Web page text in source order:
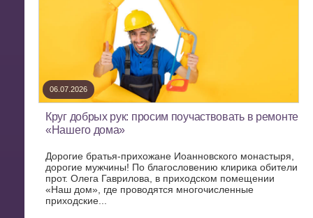
06.07.2026
Круг добрых рук: просим поучаствовать в ремонте
«Нашего дома»
Дорогие братья-прихожане Иоанновского монастыря,
дорогие мужчины! По благословению клирика обители
прот. Олега Гаврилова, в приходском помещении
«Наш дом», где проводятся многочисленные
приходские...